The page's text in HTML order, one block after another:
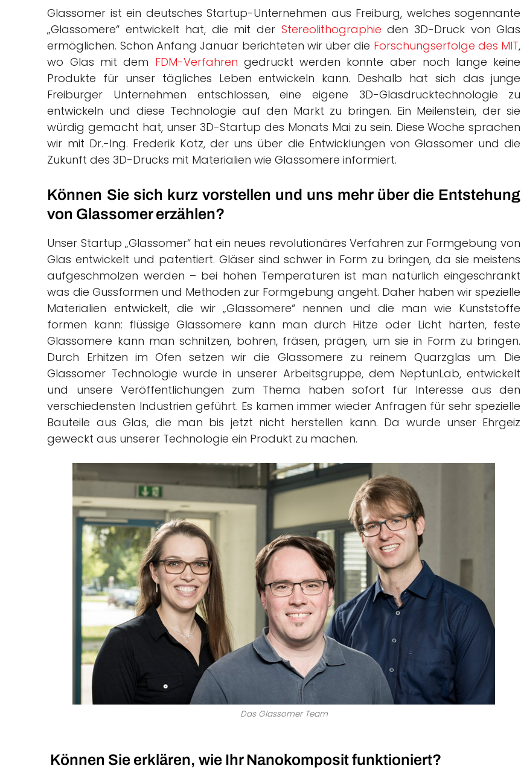
Glassomer ist ein deutsches Startup-Unternehmen aus Freiburg, welches sogennante
„Glassomere“ entwickelt hat, die mit der Stereolithographie den 3D-Druck von Glas
ermöglichen. Schon Anfang Januar berichteten wir über die Forschungserfolge des MIT,
wo Glas mit dem FDM-Verfahren gedruckt werden konnte aber noch lange keine
Produkte für unser tägliches Leben entwickeln kann. Deshalb hat sich das junge
Freiburger Unternehmen entschlossen, eine eigene 3D-Glasdrucktechnologie zu
entwickeln und diese Technologie auf den Markt zu bringen. Ein Meilenstein, der sie
würdig gemacht hat, unser 3D-Startup des Monats Mai zu sein. Diese Woche sprachen
wir mit Dr.-Ing. Frederik Kotz, der uns über die Entwicklungen von Glassomer und die
Zukunft des 3D-Drucks mit Materialien wie Glassomere informiert.
Können Sie sich kurz vorstellen und uns mehr über die Entstehung
von Glassomer erzählen?
Unser Startup „Glassomer“ hat ein neues revolutionäres Verfahren zur Formgebung von
Glas entwickelt und patentiert. Gläser sind schwer in Form zu bringen, da sie meistens
aufgeschmolzen werden – bei hohen Temperaturen ist man natürlich eingeschränkt
was die Gussformen und Methoden zur Formgebung angeht. Daher haben wir spezielle
Materialien entwickelt, die wir „Glassomere“ nennen und die man wie Kunststoffe
formen kann: flüssige Glassomere kann man durch Hitze oder Licht härten, feste
Glassomere kann man schnitzen, bohren, fräsen, prägen, um sie in Form zu bringen.
Durch Erhitzen im Ofen setzen wir die Glassomere zu reinem Quarzglas um. Die
Glassomer Technologie wurde in unserer Arbeitsgruppe, dem NeptunLab, entwickelt
und unsere Veröffentlichungen zum Thema haben sofort für Interesse aus den
verschiedensten Industrien geführt. Es kamen immer wieder Anfragen für sehr spezielle
Bauteile aus Glas, die man bis jetzt nicht herstellen kann. Da wurde unser Ehrgeiz
geweckt aus unserer Technologie ein Produkt zu machen.
Das Glassomer Team
Können Sie erklären, wie Ihr Nanokomposit funktioniert?